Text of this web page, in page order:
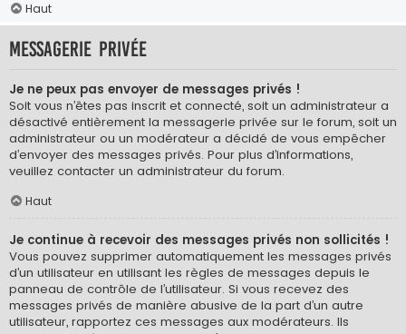
Haut
Messagerie privée
Je ne peux pas envoyer de messages privés !
Soit vous n’êtes pas inscrit et connecté, soit un administrateur a
désactivé entièrement la messagerie privée sur le forum, soit un
administrateur ou un modérateur a décidé de vous empêcher
d’envoyer des messages privés. Pour plus d’informations,
veuillez contacter un administrateur du forum.
Haut
Je continue à recevoir des messages privés non sollicités !
Vous pouvez supprimer automatiquement les messages privés
d’un utilisateur en utilisant les règles de messages depuis le
panneau de contrôle de l’utilisateur. Si vous recevez des
messages privés de manière abusive de la part d’un autre
utilisateur, rapportez ces messages aux modérateurs. Ils